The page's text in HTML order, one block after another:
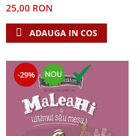
Teologie
A doua venire
Dogmatica
Istoria Bisericii
Misiune
Viata crestina
Contemporaneitate
25,00 RON
ADAUGA IN COS
-29%